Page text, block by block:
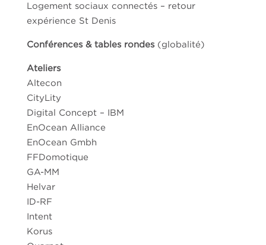
Logement sociaux connectés – retour
expérience St Denis
Conférences & tables rondes (globalité)
Ateliers
Altecon
CityLity
Digital Concept – IBM
EnOcean Alliance
EnOcean Gmbh
FFDomotique
GA-MM
Helvar
ID-RF
Intent
Korus